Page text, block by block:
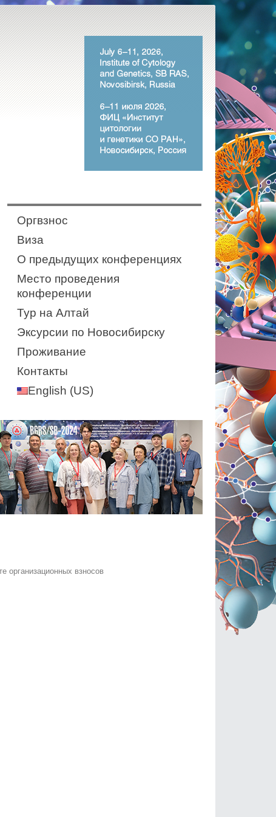
Оргвзнос
Виза
О предыдущих конференциях
Место проведения
конференции
Тур на Алтай
Эксурсии по Новосибирску
Проживание
Контакты
English (US)
организационных взносов